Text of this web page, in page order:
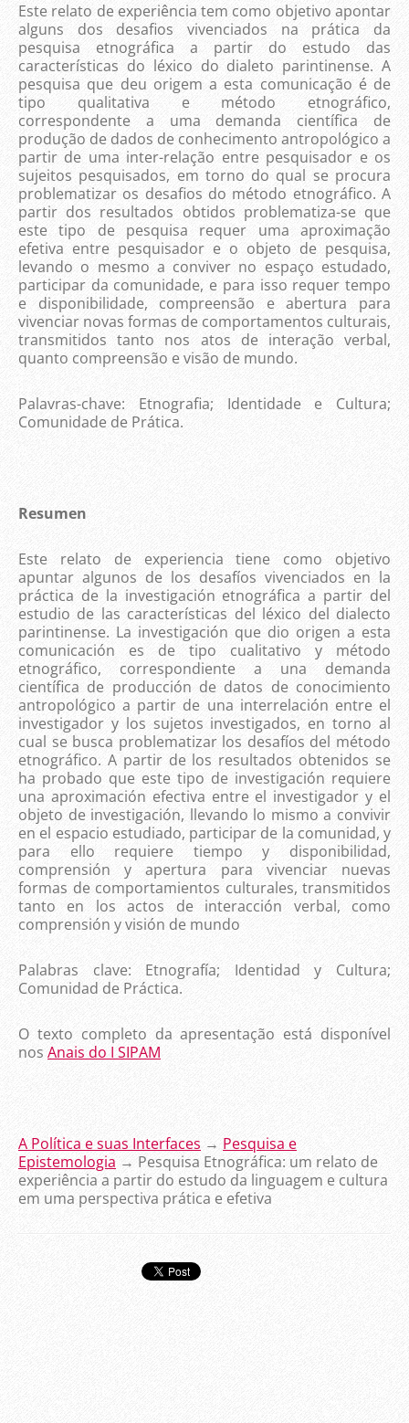
Este relato de experiência tem como objetivo apontar
alguns dos desafios vivenciados na prática da
pesquisa etnográfica a partir do estudo das
características do léxico do dialeto parintinense. A
pesquisa que deu origem a esta comunicação é de
tipo qualitativa e método etnográfico,
correspondente a uma demanda científica de
produção de dados de conhecimento antropológico a
partir de uma inter-relação entre pesquisador e os
sujeitos pesquisados, em torno do qual se procura
problematizar os desafios do método etnográfico. A
partir dos resultados obtidos problematiza-se que
este tipo de pesquisa requer uma aproximação
efetiva entre pesquisador e o objeto de pesquisa,
levando o mesmo a conviver no espaço estudado,
participar da comunidade, e para isso requer tempo
e disponibilidade, compreensão e abertura para
vivenciar novas formas de comportamentos culturais,
transmitidos tanto nos atos de interação verbal,
quanto compreensão e visão de mundo.
Palavras-chave: Etnografia; Identidade e Cultura;
Comunidade de Prática.
Resumen
Este relato de experiencia tiene como objetivo
apuntar algunos de los desafíos vivenciados en la
práctica de la investigación etnográfica a partir del
estudio de las características del léxico del dialecto
parintinense. La investigación que dio origen a esta
comunicación es de tipo cualitativo y método
etnográfico, correspondiente a una demanda
científica de producción de datos de conocimiento
antropológico a partir de una interrelación entre el
investigador y los sujetos investigados, en torno al
cual se busca problematizar los desafíos del método
etnográfico. A partir de los resultados obtenidos se
ha probado que este tipo de investigación requiere
una aproximación efectiva entre el investigador y el
objeto de investigación, llevando lo mismo a convivir
en el espacio estudiado, participar de la comunidad, y
para ello requiere tiempo y disponibilidad,
comprensión y apertura para vivenciar nuevas
formas de comportamientos culturales, transmitidos
tanto en los actos de interacción verbal, como
comprensión y visión de mundo
Palabras clave: Etnografía; Identidad y Cultura;
Comunidad de Práctica.
O texto completo da apresentação está disponível
nos Anais do I SIPAM
A Política e suas Interfaces → Pesquisa e
Epistemologia → Pesquisa Etnográfica: um relato de
experiência a partir do estudo da linguagem e cultura
em uma perspectiva prática e efetiva